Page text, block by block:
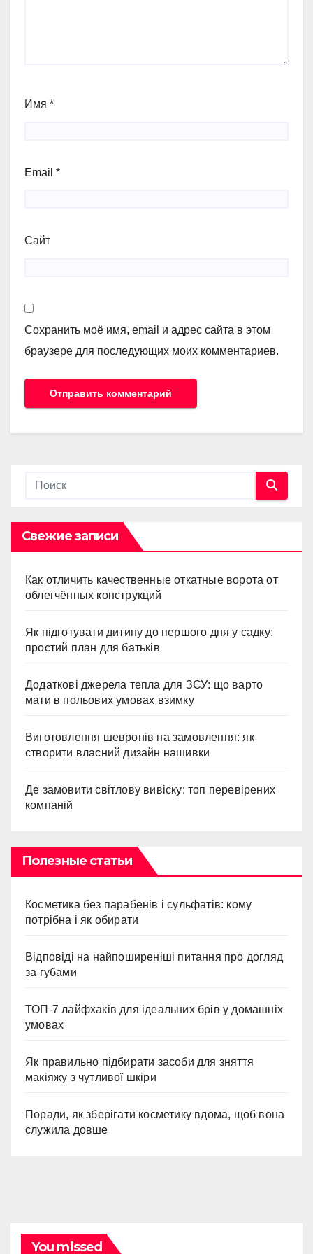
Имя *
Email *
Сайт
Сохранить моё имя, email и адрес сайта в этом
браузере для последующих моих комментариев.
Свежие записи
Как отличить качественные откатные ворота от
облегчённых конструкций
Як підготувати дитину до першого дня у садку:
простий план для батьків
Додаткові джерела тепла для ЗСУ: що варто
мати в польових умовах взимку
Виготовлення шевронів на замовлення: як
створити власний дизайн нашивки
Де замовити світлову вивіску: топ перевірених
компаній
Полезные статьи
Косметика без парабенів і сульфатів: кому
потрібна і як обирати
Відповіді на найпоширеніші питання про догляд
за губами
ТОП-7 лайфхаків для ідеальних брів у домашніх
умовах
Як правильно підбирати засоби для зняття
макіяжу з чутливої шкіри
Поради, як зберігати косметику вдома, щоб вона
служила довше
You missed